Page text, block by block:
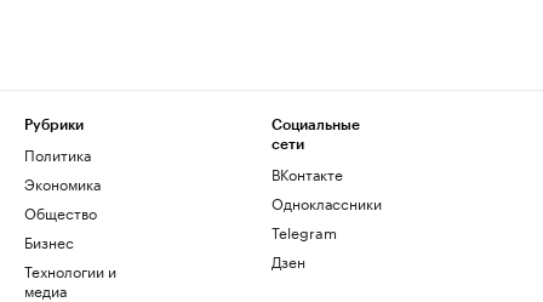
Рубрики
Политика
Экономика
Общество
Бизнес
Технологии и
медиа
Социальные
сети
ВКонтакте
Одноклассники
Telegram
Дзен